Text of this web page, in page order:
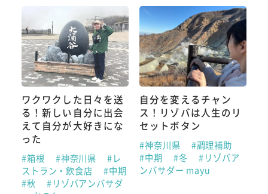
ワクワクした日々を送
る！新しい自分に出会
えて自分が大好きにな
った
#箱根 #神奈川県
#レ
ストラン・飲食店
#中期
#秋
#リゾバアンバサダ
自分を変えるチャン
ス！リゾバは人生のリ
セットボタン
#神奈川県
#調理補助
#中期
#冬
#リゾバア
ンバサダー mayu